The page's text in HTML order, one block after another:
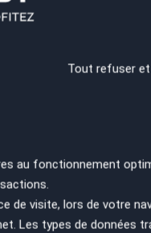
HYBRID / 150 CH /
30000 km
- 38300
Tout refuser
au fonctionnement
de visite, lors de votre
Les types de données